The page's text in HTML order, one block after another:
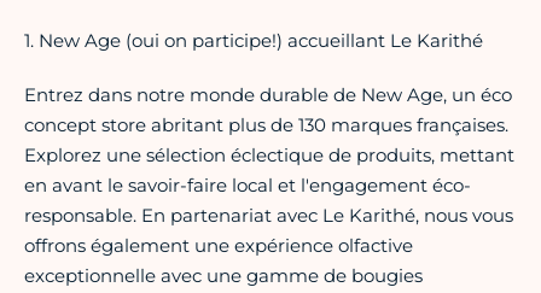
1. New Age (oui on participe!) accueillant Le Karithé
Entrez dans notre monde durable de New Age, un éco
concept store abritant plus de 130 marques françaises.
Explorez une sélection éclectique de produits, mettant
en avant le savoir-faire local et l'engagement éco-
responsable. En partenariat avec Le Karithé, nous vous
offrons également une expérience olfactive
exceptionnelle avec une gamme de bougies